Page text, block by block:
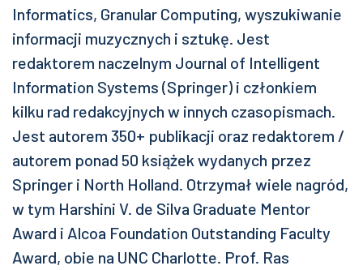
Informatics, Granular Computing, wyszukiwanie
informacji muzycznych i sztukę. Jest
redaktorem naczelnym Journal of Intelligent
Information Systems (Springer) i członkiem
kilku rad redakcyjnych w innych czasopismach.
Jest autorem 350+ publikacji oraz redaktorem /
autorem ponad 50 książek wydanych przez
Springer i North Holland. Otrzymał wiele nagród,
w tym Harshini V. de Silva Graduate Mentor
Award i Alcoa Foundation Outstanding Faculty
Award, obie na UNC Charlotte. Prof. Ras